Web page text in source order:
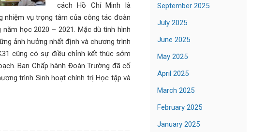
cách Hồ Chí Minh là
nhiệm vụ trọng tâm của công tác đoàn
năm học 2020 – 2021. Mặc dù tình hình
ảnh hưởng nhất định và chương trình
cũng có sự điều chỉnh kết thúc sớm
Ban Chấp hành Đoàn Trường đã cố
trình Sinh hoạt chính trị Học tập và
September 2025
July 2025
June 2025
May 2025
April 2025
March 2025
February 2025
January 2025